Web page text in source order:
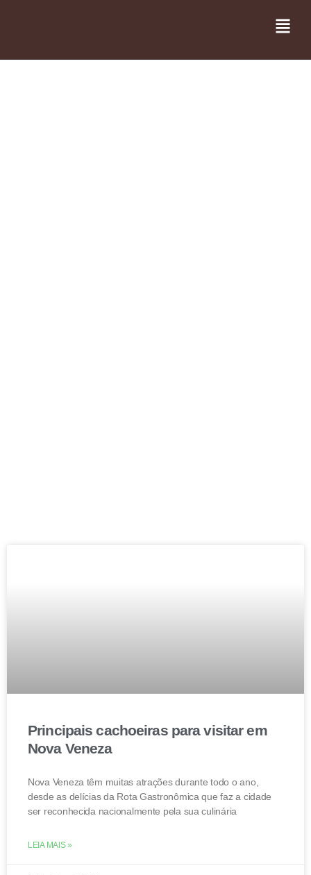
Principais cachoeiras para visitar em
Nova Veneza
Nova Veneza têm muitas atrações durante todo o ano,
desde as delícias da Rota Gastronômica que faz a cidade
ser reconhecida nacionalmente pela sua culinária
LEIA MAIS »